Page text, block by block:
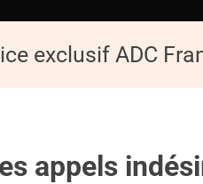
classiques : danger !
exclusif ADC
appels